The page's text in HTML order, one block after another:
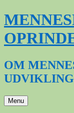
Hop
til
indhold
OM
UDVIKLING
Menu